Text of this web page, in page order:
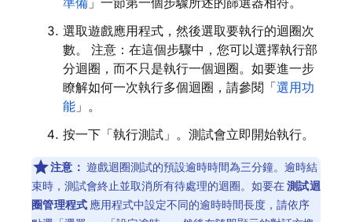
準備」一節第一個步驟所述的篩選器相符。
選取遊戲應用程式，然後選取要執行的迴圈次
數。 注意：在這個步驟中，您可以選擇執行部
分迴圈，而不只是執行一個迴圈。如要進一步
瞭解如何一次執行多個迴圈，請參閱「 選用功
能」。
按一下「執行測試」 。測試會立即開始執行。
注意： 遊戲迴圈測試的預設逾時時間為三分鐘。逾時結
束時，測試會終止並取消所有待處理的迴圈。如要在測試迴
圈管理程式 應用程式中設定不同的逾時時間長度，請依序